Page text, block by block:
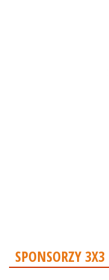
SPONSORZY 3X3